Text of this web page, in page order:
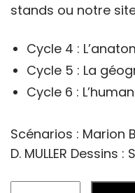
stands ou notre
Cycle 4 :
Cycle 5 : La
Cycle 6 :
Scénarios : Marion
D. MULLER Dessins :